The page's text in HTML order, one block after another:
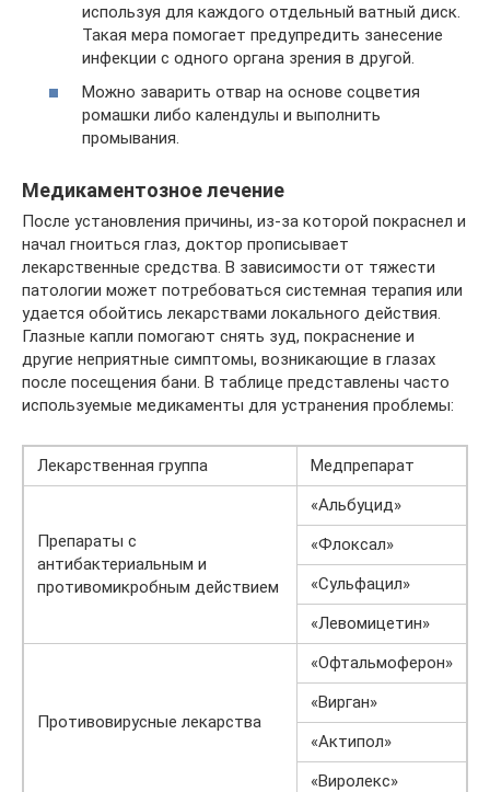
используя для каждого отдельный ватный диск.
Такая мера помогает предупредить занесение
инфекции с одного органа зрения в другой.
Можно заварить отвар на основе соцветия
ромашки либо календулы и выполнить
промывания.
Медикаментозное лечение
После установления причины, из-за которой покраснел и
начал гноиться глаз, доктор прописывает
лекарственные средства. В зависимости от тяжести
патологии может потребоваться системная терапия или
удается обойтись лекарствами локального действия.
Глазные капли помогают снять зуд, покраснение и
другие неприятные симптомы, возникающие в глазах
после посещения бани. В таблице представлены часто
используемые медикаменты для устранения проблемы:
Лекарственная группа Медпрепарат
Препараты с
антибактериальным и
противомикробным действием
«Альбуцид»
«Флоксал»
«Сульфацил»
«Левомицетин»
Противовирусные лекарства
«Офтальмоферон»
«Вирган»
«Актипол»
«Виролекс»